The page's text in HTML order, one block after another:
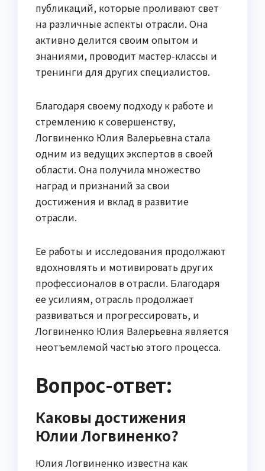
публикаций, которые проливают свет
на различные аспекты отрасли. Она
активно делится своим опытом и
знаниями, проводит мастер-классы и
тренинги для других специалистов.
Благодаря своему подходу к работе и
стремлению к совершенству,
Логвиненко Юлия Валерьевна стала
одним из ведущих экспертов в своей
области. Она получила множество
наград и признаний за свои
достижения и вклад в развитие
отрасли.
Ее работы и исследования продолжают
вдохновлять и мотивировать других
профессионалов в отрасли. Благодаря
ее усилиям, отрасль продолжает
развиваться и прогрессировать, и
Логвиненко Юлия Валерьевна является
неотъемлемой частью этого процесса.
Вопрос-ответ:
Каковы достижения
Юлии Логвиненко?
Юлия Логвиненко известна как